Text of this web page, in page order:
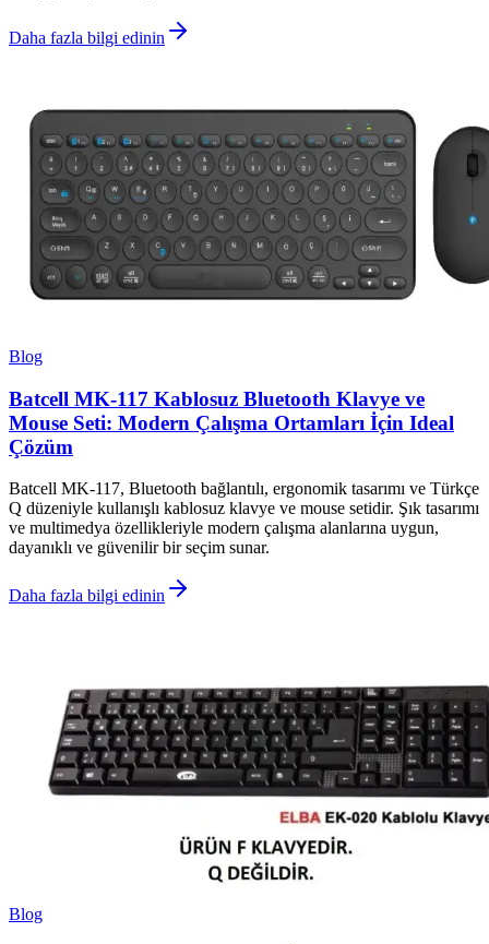
Daha fazla bilgi edinin
Blog
Batcell MK-117 Kablosuz Bluetooth Klavye ve
Mouse Seti: Modern Çalışma Ortamları İçin Ideal
Çözüm
Batcell MK-117, Bluetooth bağlantılı, ergonomik tasarımı ve Türkçe
Q düzeniyle kullanışlı kablosuz klavye ve mouse setidir. Şık tasarımı
ve multimedya özellikleriyle modern çalışma alanlarına uygun,
dayanıklı ve güvenilir bir seçim sunar.
Daha fazla bilgi edinin
Blog